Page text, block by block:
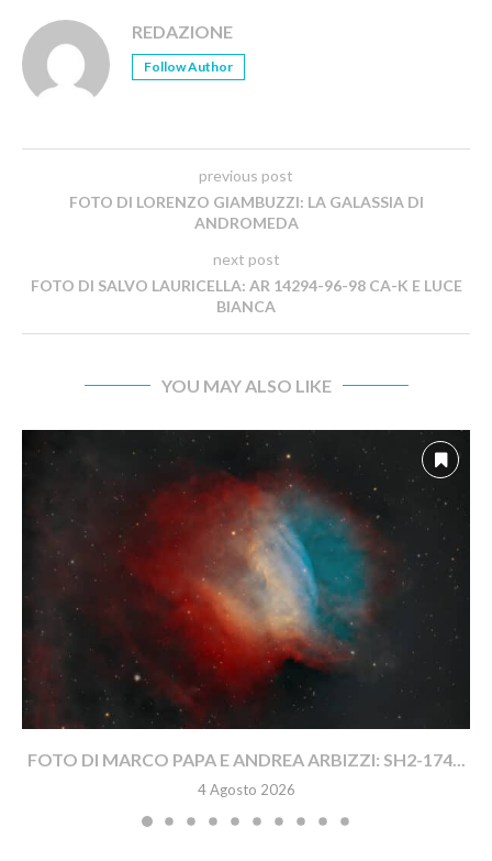
REDAZIONE
Follow Author
previous post
FOTO DI LORENZO GIAMBUZZI: LA GALASSIA DI
ANDROMEDA
next post
FOTO DI SALVO LAURICELLA: AR 14294-96-98 CA-K E LUCE
BIANCA
YOU MAY ALSO LIKE
FOTO DI MARCO PAPA E ANDREA ARBIZZI: SH2-174...
4 Agosto 2026